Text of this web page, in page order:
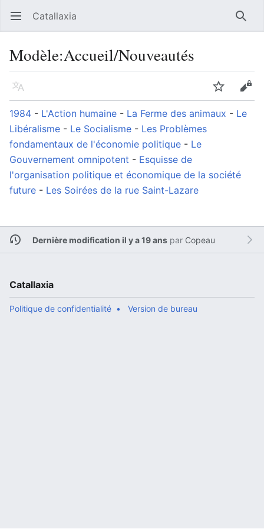
Ouvrir le menu principal Catallaxia
Modèle:Accueil/Nouveautés
Langue Suivre
1984 - L'Action humaine - La Ferme des animaux - Le
Libéralisme - Le Socialisme - Les Problèmes
fondamentaux de l'économie politique - Le
Gouvernement omnipotent - Esquisse de
l'organisation politique et économique de la société
future - Les Soirées de la rue Saint-Lazare
Dernière modification il y a 19 anspar Copeau
Catallaxia
Politique de confidentialité Version de bureau